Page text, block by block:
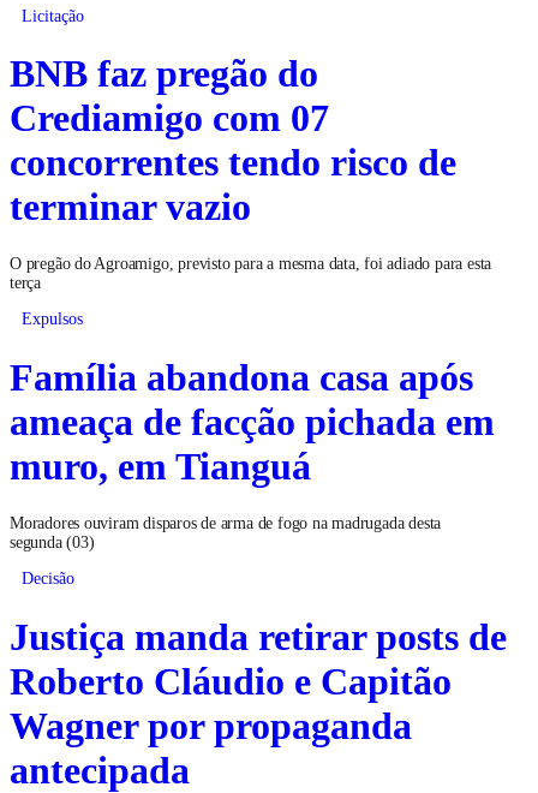
Licitação
BNB faz pregão do
Crediamigo com 07
concorrentes tendo risco de
terminar vazio
O pregão do Agroamigo, previsto para a mesma data, foi adiado para esta
terça
Expulsos
Família abandona casa após
ameaça de facção pichada em
muro, em Tianguá
Moradores ouviram disparos de arma de fogo na madrugada desta
segunda (03)
Decisão
Justiça manda retirar posts de
Roberto Cláudio e Capitão
Wagner por propaganda
antecipada